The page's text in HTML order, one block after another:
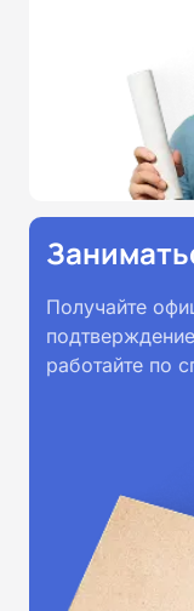
Получайте
работайте по